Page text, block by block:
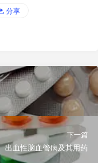
分享
下一篇
出血性脑血管病及其用药